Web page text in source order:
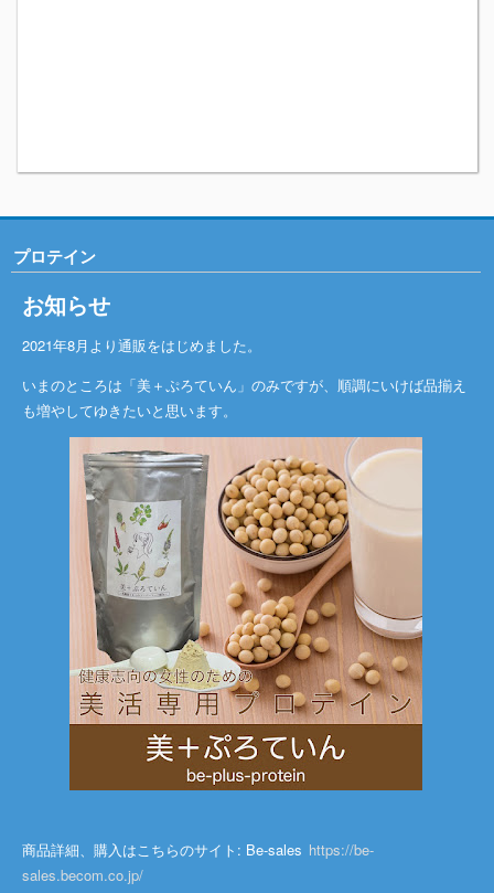
プロテイン
お知らせ
2021年8月より通販をはじめました。
いまのところは「美＋ぷろていん」のみですが、順調にいけば品揃え
も増やしてゆきたいと思います。
商品詳細、購入はこちらのサイト: Be-sales https://be-
sales.becom.co.jp/